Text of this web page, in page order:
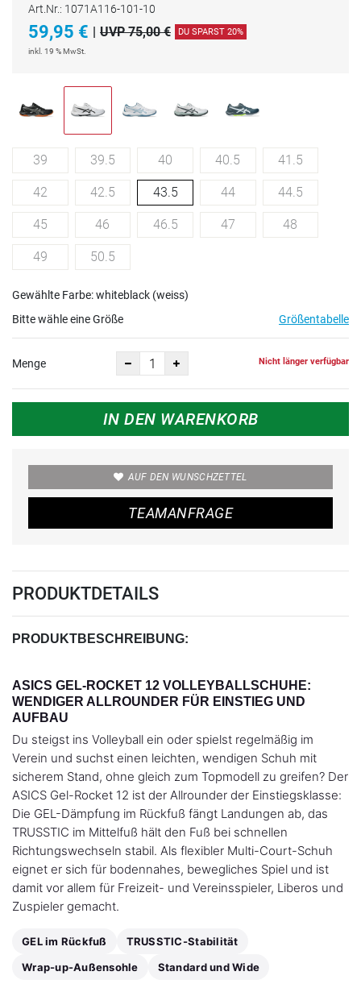
Art.Nr.: 1071A116-101-10
59,95 € | UVP 75,00 € DU SPARST 20%
inkl. 19 % MwSt.
39 39.5 40 40.5 41.5
42 42.5 43.5 44 44.5
45 46 46.5 47 48
49 50.5
Gewählte Farbe: whiteblack (weiss)
Bitte wähle eine Größe
Größentabelle
Menge Nicht länger verfügbar
IN DEN WARENKORB
AUF DEN WUNSCHZETTEL
TEAMANFRAGE
PRODUKTDETAILS
PRODUKTBESCHREIBUNG:
ASICS GEL-ROCKET 12 VOLLEYBALLSCHUHE:
WENDIGER ALLROUNDER FÜR EINSTIEG UND
AUFBAU
Du steigst ins Volleyball ein oder spielst regelmäßig im
Verein und suchst einen leichten, wendigen Schuh mit
sicherem Stand, ohne gleich zum Topmodell zu greifen? Der
ASICS Gel-Rocket 12 ist der Allrounder der Einstiegsklasse:
Die GEL-Dämpfung im Rückfuß fängt Landungen ab, das
TRUSSTIC im Mittelfuß hält den Fuß bei schnellen
Richtungswechseln stabil. Als flexibler Multi-Court-Schuh
eignet er sich für bodennahes, bewegliches Spiel und ist
damit vor allem für Freizeit- und Vereinsspieler, Liberos und
Zuspieler gemacht.
GEL im Rückfuß
TRUSSTIC-Stabilität
Wrap-up-Außensohle
Standard und Wide